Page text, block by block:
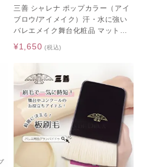
三善 シャレナ ポップカラー（アイ
ブロウ/アイメイク）汗・水に強い
バレエメイク舞台化粧品 マットタ
イプ パールタイプ アイシャドウ ア
イブロウ チーク
¥1,650 (税込)